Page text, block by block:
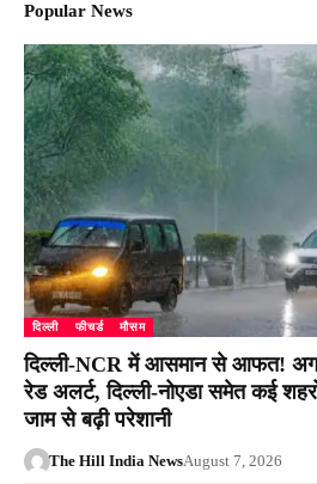
Popular News
दिल्ली फीचर्ड मौसम
दिल्ली-NCR में आसमान से आफत!
रेड अलर्ट, दिल्ली-नोएडा समेत कई
जाम से बढ़ी परेशानी
The Hill India NewsAugust 7, 2026